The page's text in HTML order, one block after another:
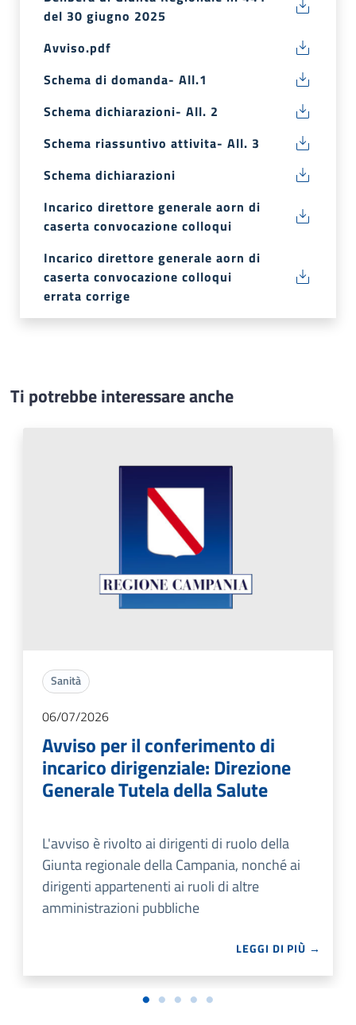
del 30 giugno 2025
Avviso.pdf
Schema di domanda- All.1
Schema dichiarazioni- All. 2
Schema riassuntivo attivita- All. 3
Schema dichiarazioni
Incarico direttore generale aorn di
caserta convocazione colloqui
Incarico direttore generale aorn di
caserta convocazione colloqui
errata corrige
Ti potrebbe interessare anche
Sanità
06/07/2026
Avviso per il conferimento di
incarico dirigenziale: Direzione
Generale Tutela della Salute
L'avviso è rivolto ai dirigenti di ruolo della
Giunta regionale della Campania, nonché ai
dirigenti appartenenti ai ruoli di altre
amministrazioni pubbliche
LEGGI DI PIÙ →